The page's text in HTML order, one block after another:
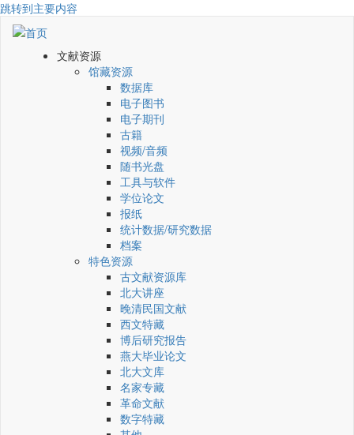
跳转到主要内容
文献资源
馆藏资源
数据库
电子图书
电子期刊
古籍
视频/音频
随书光盘
工具与软件
学位论文
报纸
统计数据/研究数据
档案
特色资源
古文献资源库
北大讲座
晚清民国文献
西文特藏
博后研究报告
燕大毕业论文
北大文库
名家专藏
革命文献
数字特藏